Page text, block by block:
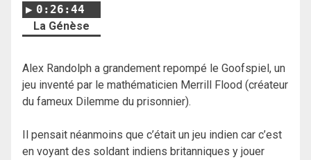
0:26:44
La Génèse
Alex Randolph a grandement repompé le Goofspiel, un
jeu inventé par le mathématicien Merrill Flood (créateur
du fameux Dilemme du prisonnier).
Il pensait néanmoins que c’était un jeu indien car c’est
en voyant des soldant indiens britanniques y jouer